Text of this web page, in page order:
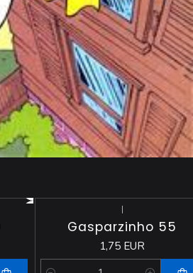
|
Gasparzinho 55
1,75 EUR